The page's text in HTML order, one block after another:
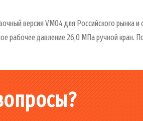
версия VM04 для Российского рынка
рабочее давление 26,0 МПа ручной кран.